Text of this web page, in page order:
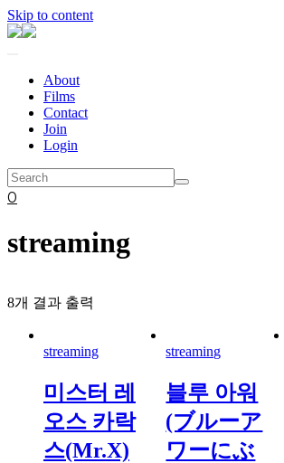
Skip to content
About
Films
Contact
Join
Login
0
streaming
8개 결과 출력
streaming
미스터 레
오스 카락
스(Mr.X)
streaming
블루 아워
(ブルーア
ワーにぶ